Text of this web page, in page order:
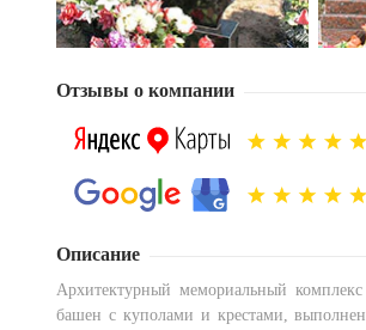
Отзывы о компании
Описание
Архитектурный мемориальный
башен с куполами и крестами,